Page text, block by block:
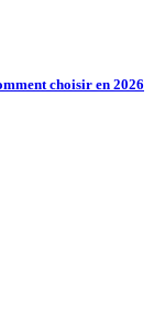
choisir en 2026